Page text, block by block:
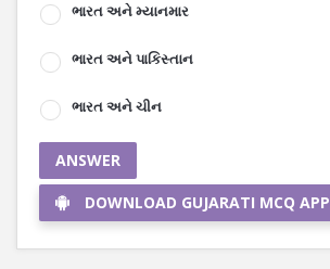
ભારત અને મ્યાનમાર
ભારત અને પાકિસ્તાન
ભારત અને ચીન
ANSWER
DOWNLOAD GUJARATI MCQ APP